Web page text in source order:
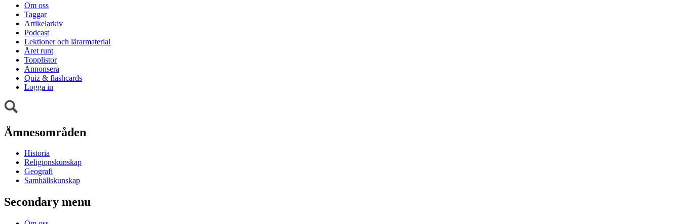
Om oss
Taggar
Artikelarkiv
Podcast
Lektioner och lärarmaterial
Året runt
Topplistor
Annonsera
Quiz & flashcards
Logga in
Ämnesområden
Historia
Religionskunskap
Geografi
Samhällskunskap
Secondary menu